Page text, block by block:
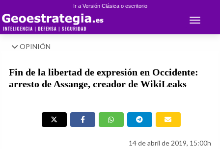
Ir a Versión Clásica o escritorio
Toggle
OPINIÓN
Fin de la libertad de expresión en Occidente:
arresto de Assange, creador de WikiLeaks
14 de abril de 2019, 15:00h